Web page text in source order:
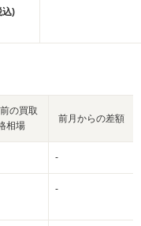
込)
の買取
相場
前月からの差額
-
-